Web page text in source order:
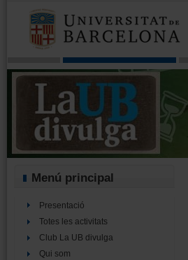
Menú principal
Presentació
Totes les activitats
Club La UB divulga
Qui som